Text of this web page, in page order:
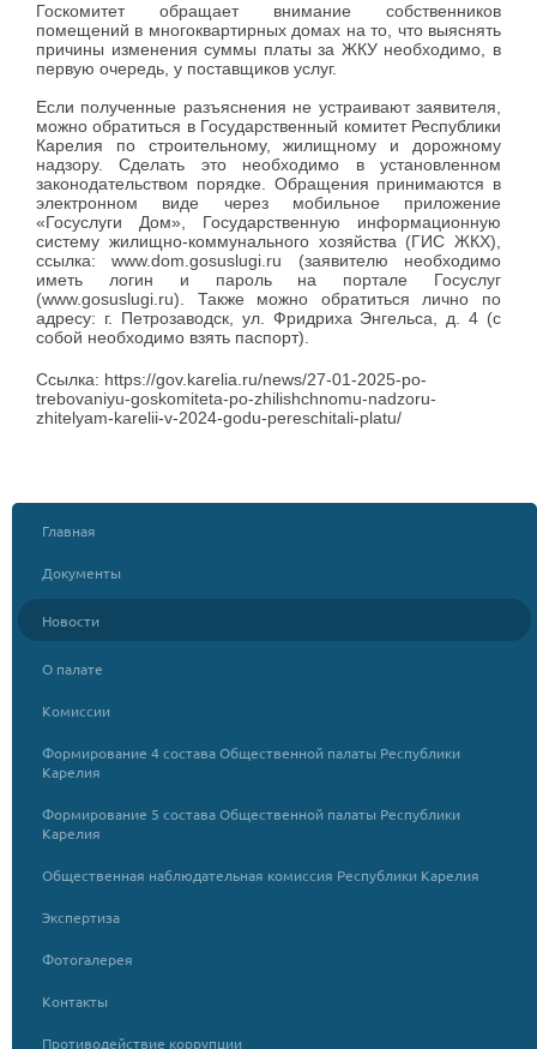
Госкомитет обращает внимание собственников
помещений в многоквартирных домах на то, что выяснять
причины изменения суммы платы за ЖКУ необходимо, в
первую очередь, у поставщиков услуг.
Если полученные разъяснения не устраивают заявителя,
можно обратиться в Государственный комитет Республики
Карелия по строительному, жилищному и дорожному
надзору. Сделать это необходимо в установленном
законодательством порядке. Обращения принимаются в
электронном виде через мобильное приложение
«Госуслуги Дом», Государственную информационную
систему жилищно-коммунального хозяйства (ГИС ЖКХ),
ссылка: www.dom.gosuslugi.ru (заявителю необходимо
иметь логин и пароль на портале Госуслуг
(www.gosuslugi.ru). Также можно обратиться лично по
адресу: г. Петрозаводск, ул. Фридриха Энгельса, д. 4 (с
собой необходимо взять паспорт).
Ссылка: https://gov.karelia.ru/news/27-01-2025-po-
trebovaniyu-goskomiteta-po-zhilishchnomu-nadzoru-
zhitelyam-karelii-v-2024-godu-pereschitali-platu/
Главная
Документы
Новости
О палате
Комиссии
Формирование 4 состава Общественной палаты Республики
Карелия
Формирование 5 состава Общественной палаты Республики
Карелия
Общественная наблюдательная комиссия Республики Карелия
Экспертиза
Фотогалерея
Контакты
Противодействие коррупции